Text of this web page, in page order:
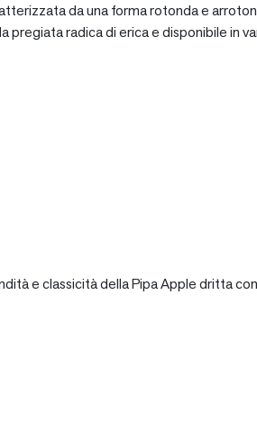
da una forma rotonda e
radica di erica e disponibile in
e classicità della Pipa Apple dritta